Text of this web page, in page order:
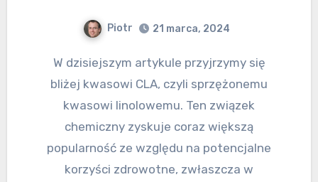
Piotr 21 marca, 2024
W dzisiejszym artykule przyjrzymy się
bliżej kwasowi CLA, czyli sprzężonemu
kwasowi linolowemu. Ten związek
chemiczny zyskuje coraz większą
popularność ze względu na potencjalne
korzyści zdrowotne, zwłaszcza w